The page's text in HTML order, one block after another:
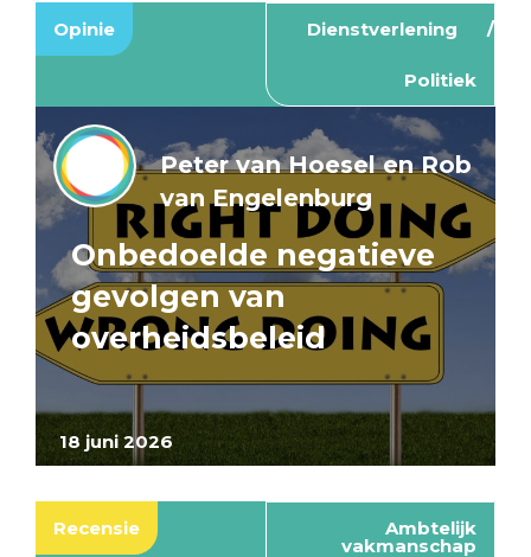
Opinie Dienstverlening
Politiek
18 juni 2026
Peter van Hoesel en Rob
van Engelenburg
Onbedoelde negatieve
gevolgen van
overheidsbeleid
Recensie Ambtelijk
vakmanschap